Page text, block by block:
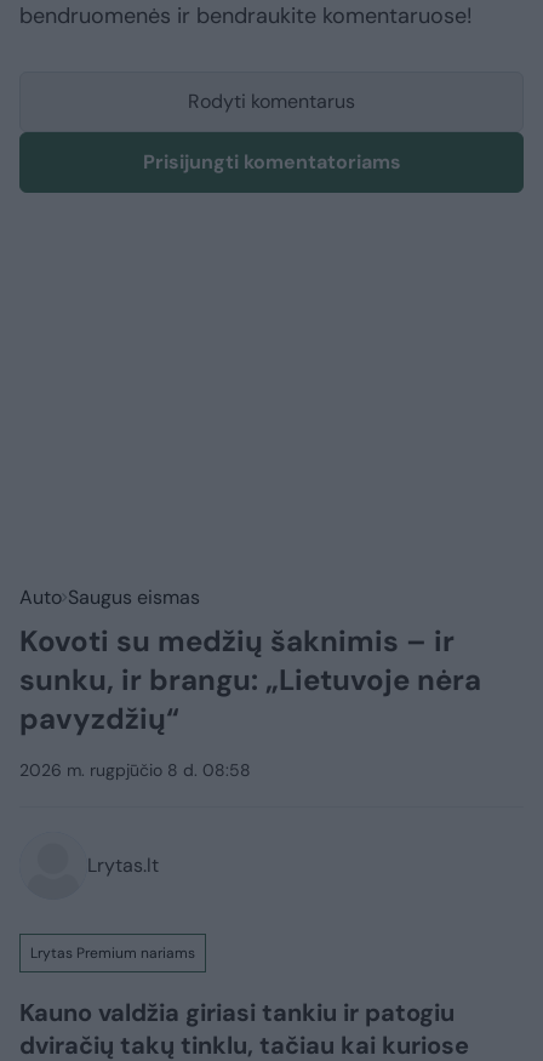
bendruomenės ir bendraukite komentaruose!
Rodyti komentarus
Prisijungti komentatoriams
Auto Saugus eismas
Kovoti su medžių šaknimis – ir
sunku, ir brangu: „Lietuvoje nėra
pavyzdžių“
2026 m. rugpjūčio 8 d. 08:58
Lrytas.lt
Lrytas Premium nariams
Kauno valdžia giriasi tankiu ir patogiu
dviračių takų tinklu, tačiau kai kuriose